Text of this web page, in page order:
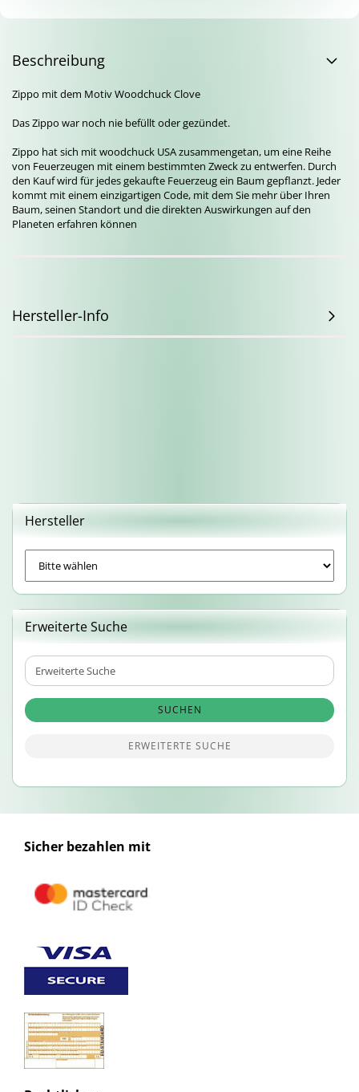
Beschreibung
Zippo mit dem Motiv Woodchuck Clove
Das Zippo war noch nie befüllt oder gezündet.
Zippo hat sich mit woodchuck USA zusammengetan, um eine Reihe
von Feuerzeugen mit einem bestimmten Zweck zu entwerfen. Durch
den Kauf wird für jedes gekaufte Feuerzeug ein Baum gepflanzt. Jeder
kommt mit einem einzigartigen Code, mit dem Sie mehr über Ihren
Baum, seinen Standort und die direkten Auswirkungen auf den
Planeten erfahren können
Hersteller-Info
Hersteller
Erweiterte Suche
Erweiterte
Suche
SUCHEN
ERWEITERTE SUCHE
Sicher bezahlen mit